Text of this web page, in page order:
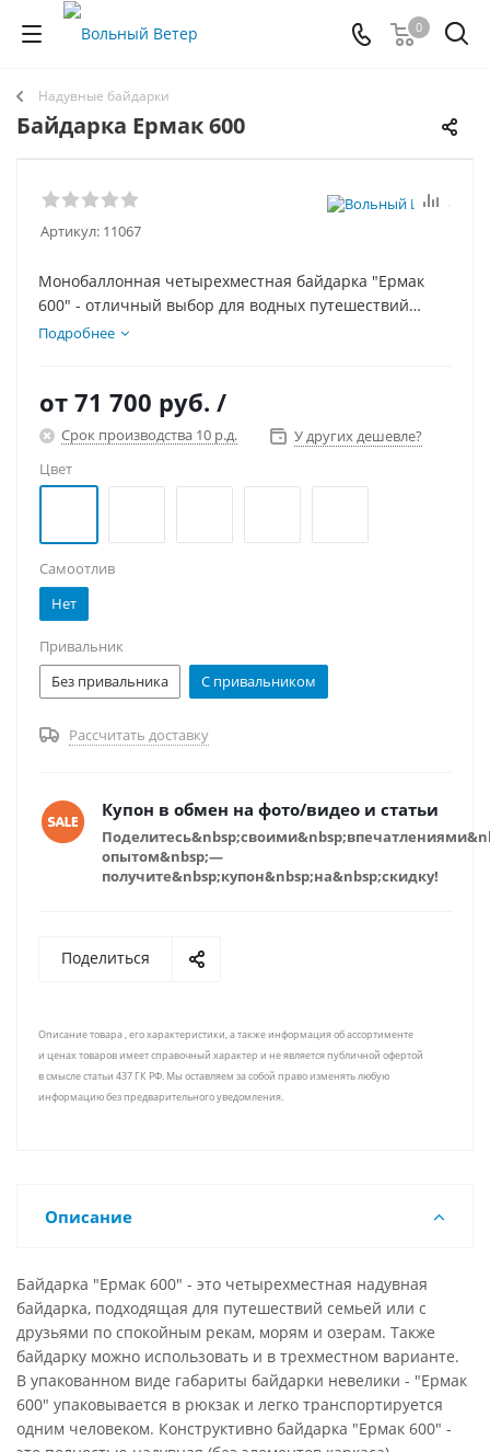
0
Надувные байдарки
Байдарка Ермак 600
Артикул: 11067
Монобаллонная четырехместная байдарка "Ермак
600" - отличный выбор для водных путешествий
семьей по спокойным рекам и озерам, а также для
Подробнее
от 71 700 руб. /
Срок производства 10 р.д.
У других дешевле?
Цвет
Самоотлив
Нет
Привальник
Без привальника
С привальником
Рассчитать доставку
Купон в обмен на фото/видео и статьи
опытом&nbsp;—
получите&nbsp;купон&nbsp;на&nbsp;скидку!
Поделиться
Описание товара , его характеристики, а также информация об ассортименте
и ценах товаров имеет справочный характер и не является публичной офертой
в смысле статьи 437 ГК РФ. Мы оставляем за собой право изменять любую
информацию без предварительного уведомления.
Описание
Байдарка "Ермак 600" - это четырехместная надувная
байдарка, подходящая для путешествий семьей или с
друзьями по спокойным рекам, морям и озерам. Также
байдарку можно использовать и в трехместном варианте.
В упакованном виде габариты байдарки невелики - "Ермак
600" упаковывается в рюкзак и легко транспортируется
одним человеком. Конструктивно байдарка "Ермак 600" -